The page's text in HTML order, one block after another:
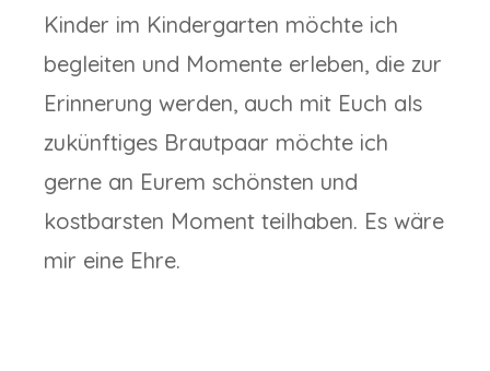
Kinder im Kindergarten möchte ich
begleiten und Momente erleben, die zur
Erinnerung werden, auch mit Euch als
zukünftiges Brautpaar möchte ich
gerne an Eurem schönsten und
kostbarsten Moment teilhaben. Es wäre
mir eine Ehre.